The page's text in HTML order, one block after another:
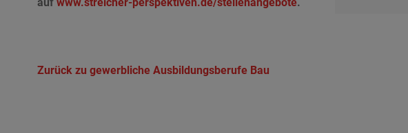
Zurück zu gewerbliche Ausbildungsberufe Bau